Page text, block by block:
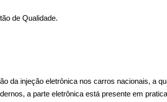
de Qualidade.
da injeção eletrônica nos carros nacionais, a
a parte eletrônica está presente em